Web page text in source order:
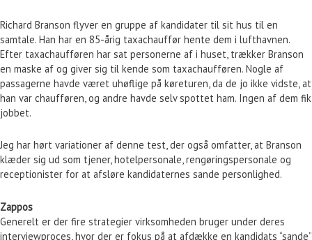
Richard Branson flyver en gruppe af kandidater til sit hus til en
samtale. Han har en 85-årig taxachauffør hente dem i lufthavnen.
Efter taxachaufføren har sat personerne af i huset, trækker Branson
en maske af og giver sig til kende som taxachaufføren. Nogle af
passagerne havde været uhøflige på køreturen, da de jo ikke vidste, at
han var chaufføren, og andre havde selv spottet ham. Ingen af dem fik
jobbet.
Jeg har hørt variationer af denne test, der også omfatter, at Branson
klæder sig ud som tjener, hotelpersonale, rengøringspersonale og
receptionister for at afsløre kandidaternes sande personlighed.
Zappos
Generelt er der fire strategier virksomheden bruger under deres
interviewproces, hvor der er fokus på at afdække en kandidats “sande”